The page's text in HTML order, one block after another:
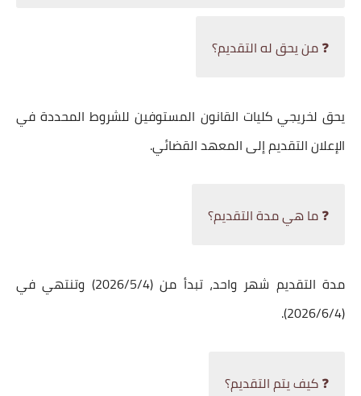
❓ من يحق له التقديم؟
يحق لخريجي كليات القانون المستوفين للشروط المحددة في
الإعلان التقديم إلى المعهد القضائي.
❓ ما هي مدة التقديم؟
مدة التقديم شهر واحد، تبدأ من (2026/5/4) وتنتهي في
(2026/6/4).
❓ كيف يتم التقديم؟